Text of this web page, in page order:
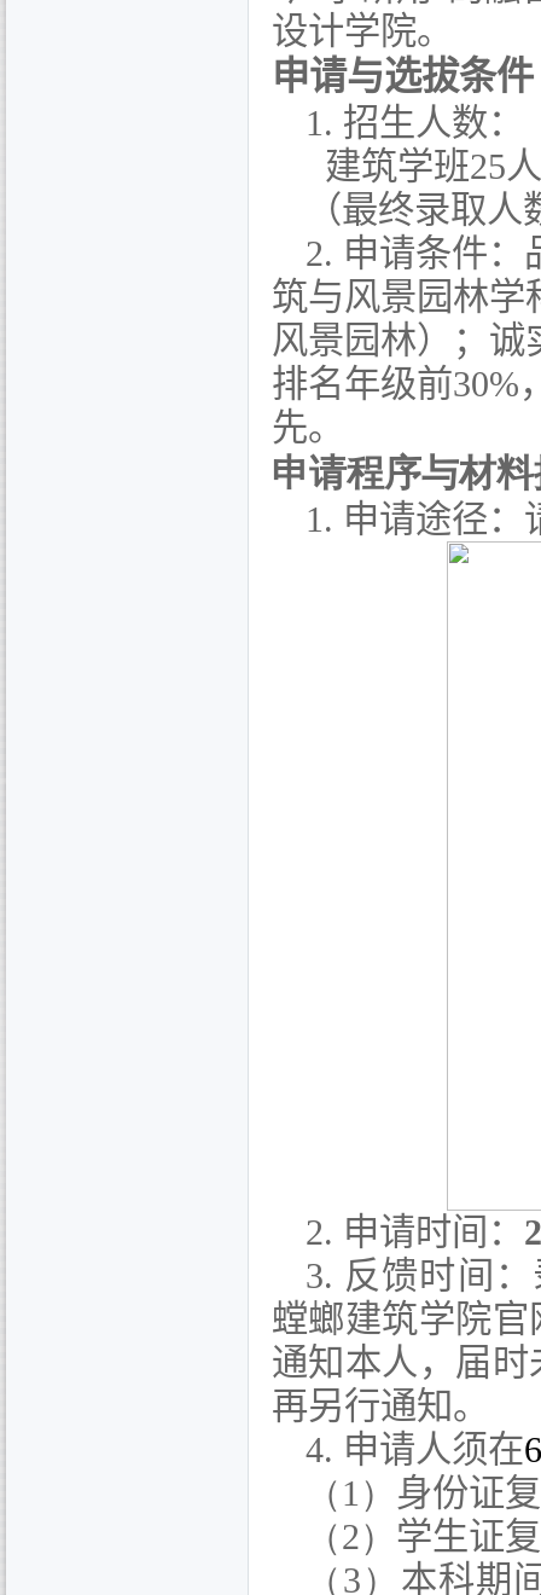
设计学院。
申请与选拔条件
1. 招生人数：
建筑学班25
（最终录取
2. 申请条件：
筑与风景园林学
风景园林）；诚
排名年级前30%
先。
申请程序与材
1. 申请途径：
2. 申请时间：
3. 反馈时间
螳螂建筑学院
通知本人，届
再另行通知。
4. 申请人须在6
（1） 身份证
（2） 学生证
（3） 本科期